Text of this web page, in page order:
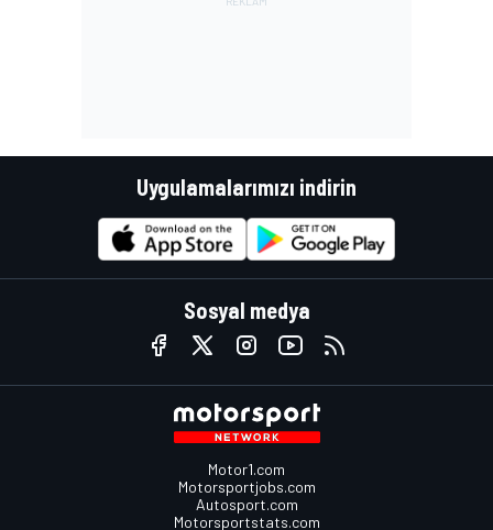
Uygulamalarımızı indirin
Sosyal medya
Motor1.com
Motorsportjobs.com
Autosport.com
Motorsportstats.com